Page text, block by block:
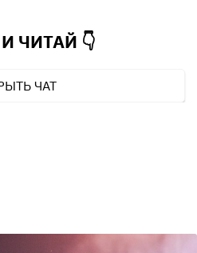
ЧИТАЙ 👇
ЧАТ